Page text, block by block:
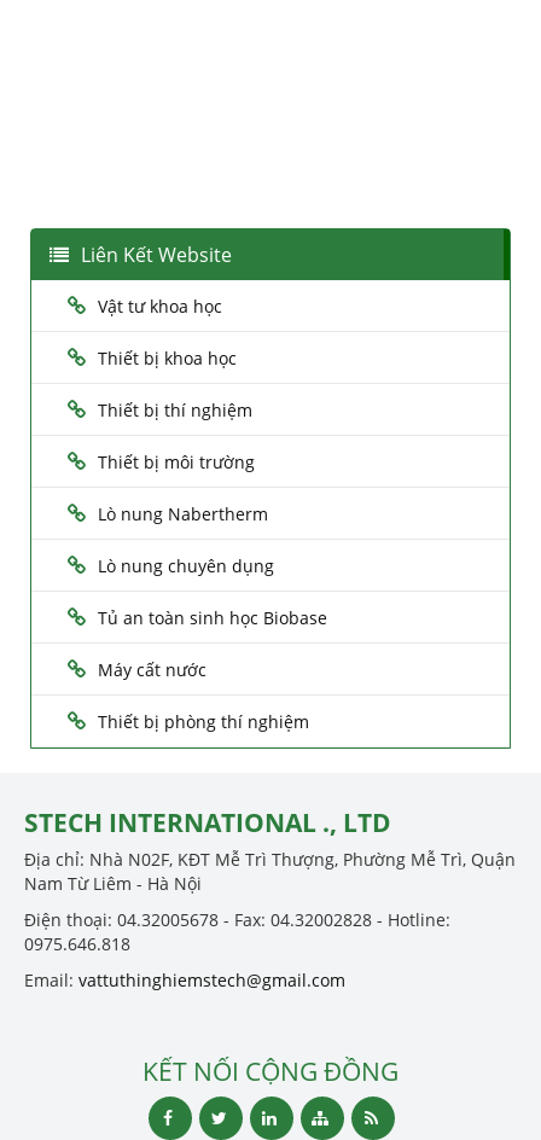
Liên Kết Website
Vật tư khoa học
Thiết bị khoa học
Thiết bị thí nghiệm
Thiết bị môi trường
Lò nung Nabertherm
Lò nung chuyên dụng
Tủ an toàn sinh học Biobase
Máy cất nước
Thiết bị phòng thí nghiệm
STECH INTERNATIONAL ., LTD
Địa chỉ: Nhà N02F, KĐT Mễ Trì Thượng, Phường Mễ Trì, Quận
Nam Từ Liêm - Hà Nội
Điện thoại: 04.32005678 - Fax: 04.32002828 - Hotline:
0975.646.818
Email: vattuthinghiemstech@gmail.com
KẾT NỐI CỘNG ĐỒNG